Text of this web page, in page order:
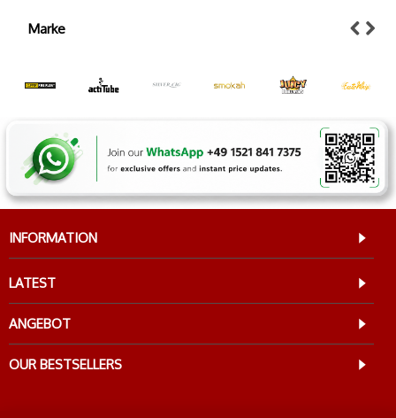
Marke
INFORMATION
LATEST
ANGEBOT
OUR BESTSELLERS